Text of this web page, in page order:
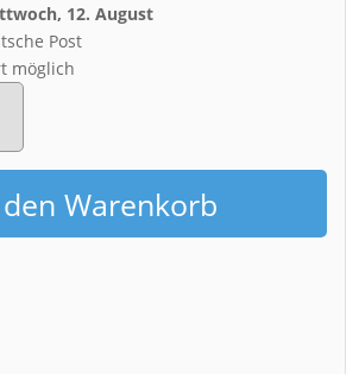
12. August
Post
möglich
Warenkorb